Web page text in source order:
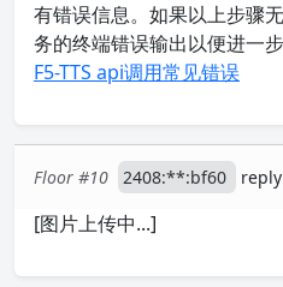
有错误信息。如果以上步骤
务的终端错误输出以便进一
F5-TTS api调用常见错误
Floor #10 2408:**:bf60
[图片上传中...]